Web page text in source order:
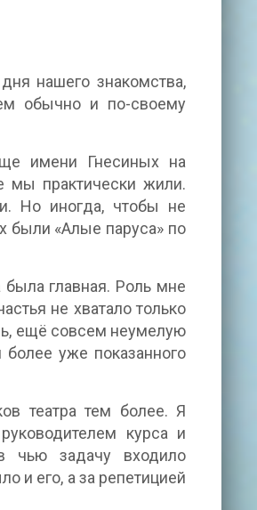
нашего знакомства,
обычно и по-своему
имени Гнесиных на
мы практически жили.
Но иногда, чтобы не
были «Алые паруса» по
была главная. Роль мне
не хватало только
ещё совсем неумелую
уже показанного
театра тем более. Я
курса и
чью задачу входило
и его, а за репетицией